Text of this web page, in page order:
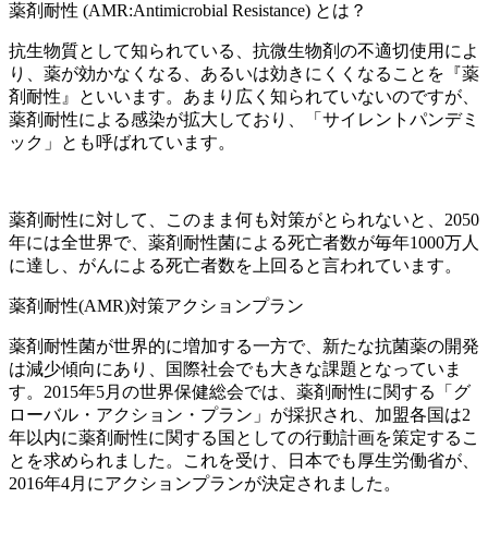
薬剤耐性 (AMR:Antimicrobial Resistance) とは？
抗生物質として知られている、抗微生物剤の不適切使用によ
り、薬が効かなくなる、あるいは効きにくくなることを『薬
剤耐性』といいます。あまり広く知られていないのですが、
薬剤耐性による感染が拡大しており、「サイレントパンデミ
ック」とも呼ばれています。
薬剤耐性に対して、このまま何も対策がとられないと、2050
年には全世界で、薬剤耐性菌による死亡者数が毎年1000万人
に達し、がんによる死亡者数を上回ると言われています。
薬剤耐性(AMR)対策アクションプラン
薬剤耐性菌が世界的に増加する一方で、新たな抗菌薬の開発
は減少傾向にあり、国際社会でも大きな課題となっていま
す。2015年5月の世界保健総会では、薬剤耐性に関する「グ
ローバル・アクション・プラン」が採択され、加盟各国は2
年以内に薬剤耐性に関する国としての行動計画を策定するこ
とを求められました。これを受け、日本でも厚生労働省が、
2016年4月にアクションプランが決定されました。